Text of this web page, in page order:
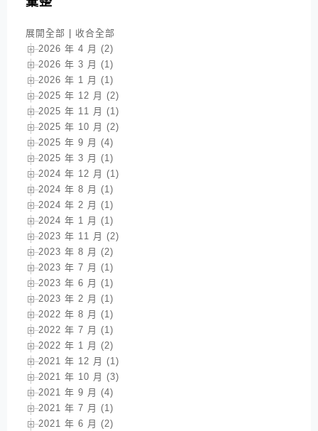
展開全部
收合全部
2026 年 4 月 (2)
2026 年 3 月 (1)
2026 年 1 月 (1)
2025 年 12 月 (2)
2025 年 11 月 (1)
2025 年 10 月 (2)
2025 年 9 月 (4)
2025 年 3 月 (1)
2024 年 12 月 (1)
2024 年 8 月 (1)
2024 年 2 月 (1)
2024 年 1 月 (1)
2023 年 11 月 (2)
2023 年 8 月 (2)
2023 年 7 月 (1)
2023 年 6 月 (1)
2023 年 2 月 (1)
2022 年 8 月 (1)
2022 年 7 月 (1)
2022 年 1 月 (2)
2021 年 12 月 (1)
2021 年 10 月 (3)
2021 年 9 月 (4)
2021 年 7 月 (1)
2021 年 6 月 (2)